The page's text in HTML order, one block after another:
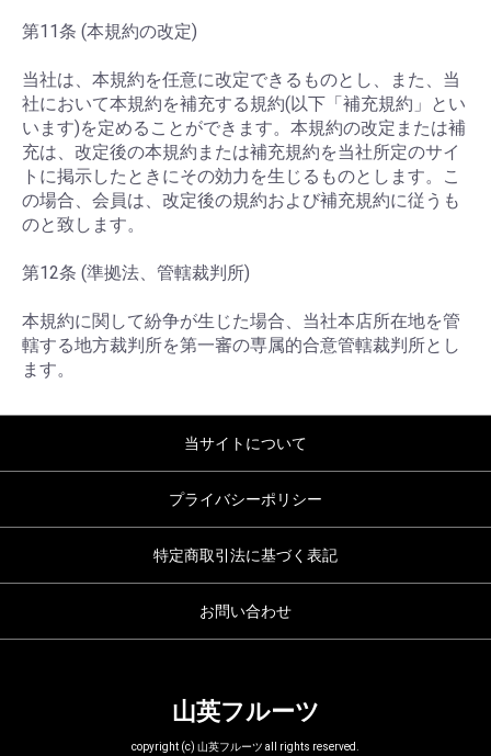
第11条 (本規約の改定)
当社は、本規約を任意に改定できるものとし、また、当
社において本規約を補充する規約(以下「補充規約」とい
います)を定めることができます。本規約の改定または補
充は、改定後の本規約または補充規約を当社所定のサイ
トに掲示したときにその効力を生じるものとします。こ
の場合、会員は、改定後の規約および補充規約に従うも
のと致します。
第12条 (準拠法、管轄裁判所)
本規約に関して紛争が生じた場合、当社本店所在地を管
轄する地方裁判所を第一審の専属的合意管轄裁判所とし
ます。
当サイトについて
プライバシーポリシー
特定商取引法に基づく表記
お問い合わせ
山英フルーツ
copyright (c) 山英フルーツ all rights reserved.